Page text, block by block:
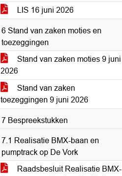
LIS 16 juni 2026
6 Stand van zaken moties en
toezeggingen
Stand van zaken moties 9 juni
2026
Stand van zaken
toezeggingen 9 juni 2026
7 Bespreekstukken
7.1 Realisatie BMX-baan en
pumptrack op De Vork
Raadsbesluit Realisatie BMX-